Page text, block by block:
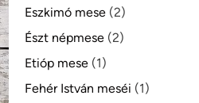
Eszkimó mese (2)
Észt népmese (2)
Etióp mese (1)
Fehér István meséi (1)